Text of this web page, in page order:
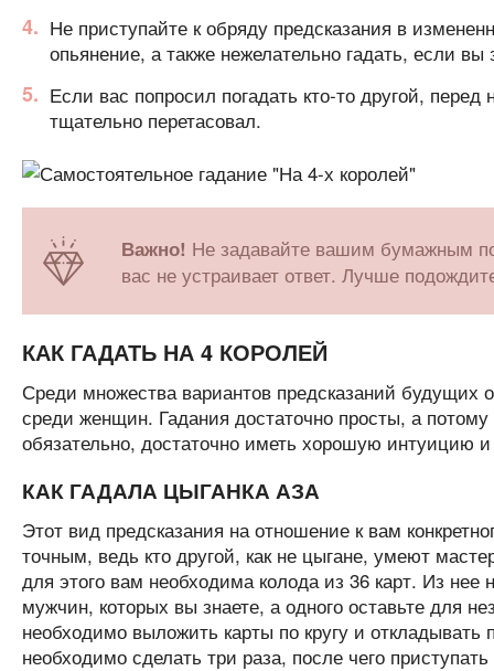
Не приступайте к обряду предсказания в
опьянение, а также нежелательно гадать, если вы
Если вас попросил погадать кто-то другой,
тщательно перетасовал.
Важно! Не задавайте вашим бумажным
вас не устраивает ответ. Лучше
КАК ГАДАТЬ НА 4 КОРОЛЕЙ
Среди множества вариантов предсказаний
среди женщин. Гадания достаточно просты, а
обязательно, достаточно иметь хорошую интуицию
КАК ГАДАЛА ЦЫГАНКА АЗА
Этот вид предсказания на отношение к вам
точным, ведь кто другой, как не цыгане, умеют
для этого вам необходима колода из 36 карт. Из нее
мужчин, которых вы знаете, а одного оставьте для
необходимо выложить карты по кругу и
необходимо сделать три раза, после чего приступать